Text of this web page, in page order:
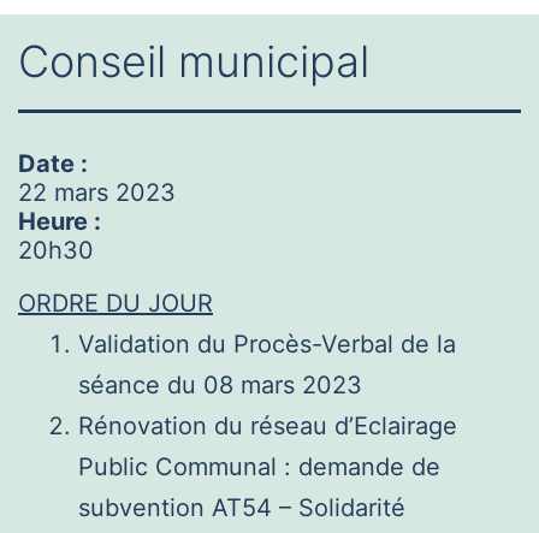
Conseil municipal
Date :
22 mars 2023
Heure :
20h30
ORDRE DU JOUR
Validation du Procès-Verbal de la
séance du 08 mars 2023
Rénovation du réseau d’Eclairage
Public Communal : demande de
subvention AT54 – Solidarité